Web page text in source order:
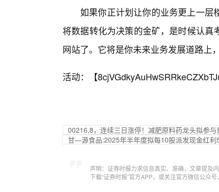
如果你正计划让你的业务更上一层
将数据转化为决策的金矿，是时候认
网站了。它将是你未来业务发展道路上
活动：【
00216,8，连续三日涨停！减肥原料药龙头拟参与
甘—源食品:2025年半年度拟每10股派发现金红利
声明：证券时报力求信息真实、准确，文章提及
下载“证券时报”官方APP，或关注官方微信公众